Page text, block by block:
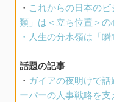
・ これからの日本の
類」は＜立ち位置＞の
・ 人生の分水嶺は「瞬
話題の記事
・ ガイアの夜明けで
ーパーの人事戦略を